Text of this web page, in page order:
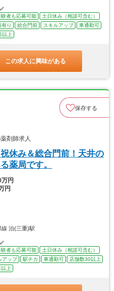
験者も応募可能
土日休み（相談可含む）
り 総合門前 スキルアップ
車通勤可
以上
この求人に興味がある
保存する
剤師求人
休み＆総合門前！天井の
薬局です。
円
円
線 泊(三重)駅
験者も応募可能
土日休み（相談可含む）
アップ 駅チカ 車通勤可
店舗数30以上
上